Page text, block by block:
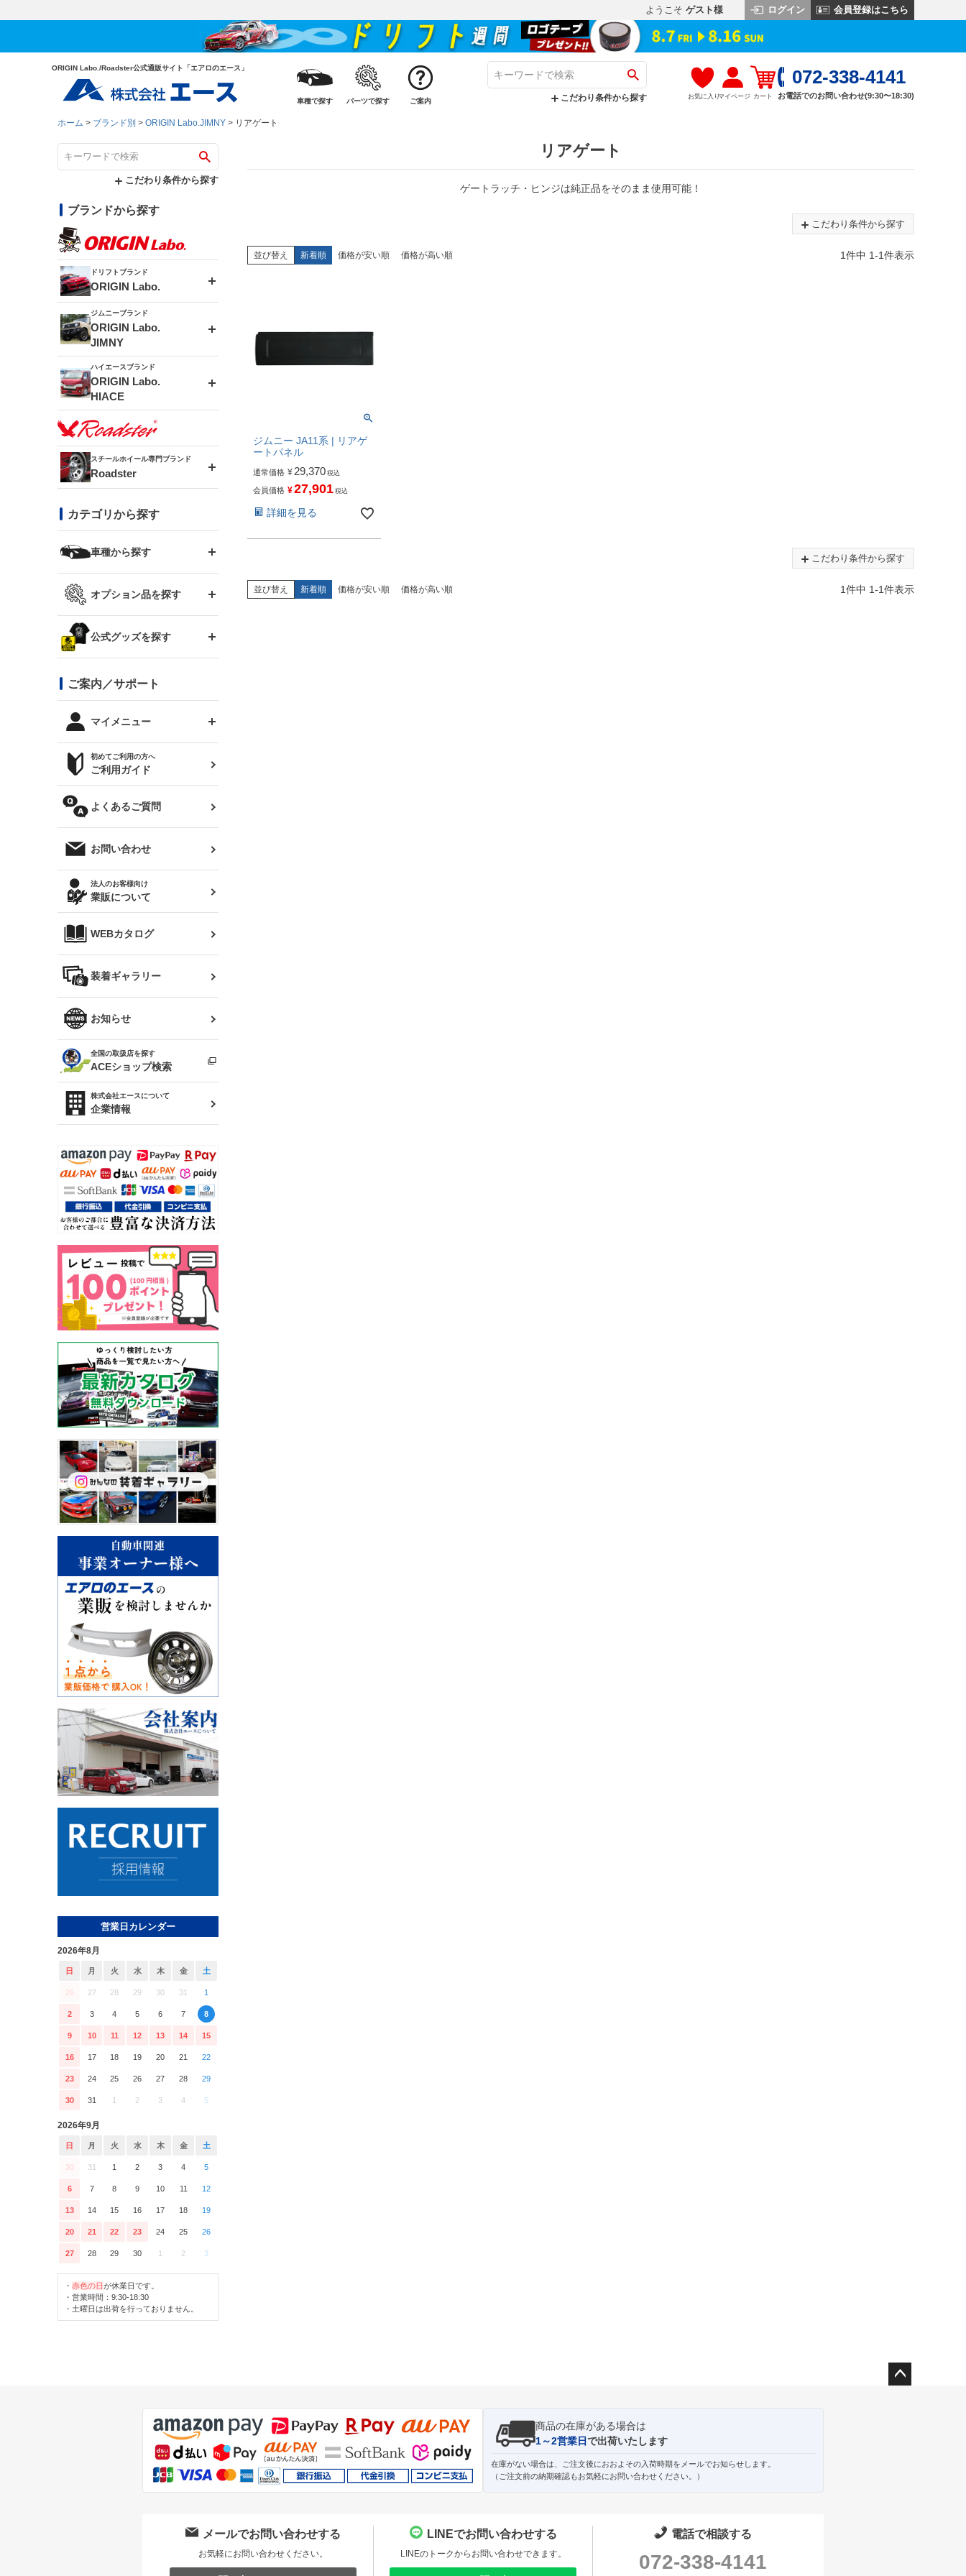
ようこそ ゲスト様 ログイン 会員登録はこちら
ORIGIN Labo./Roadster公式通販サイト「エアロのエース」
車種で探す パーツで探す ご案内 こだわり条件から探す お気に入りマイページ カート
072-338-4141
お電話でのお問い合わせ(9:30〜18:30)
ホーム ブランド別 ORIGIN Labo.JIMNY リアゲート
こだわり条件から探す
ブランドから探す
ドリフトブランド
ORIGIN Labo.
エアロシリーズ
ドリフトライン
風神(180SX)
雷神(S15)
龍神(チェイサー)
レーシングライン
アタックライン
ストリームライン
スタイリッシュライン
フロントフェンダー
リアフェンダー
ブラッシュフェンダー
コンバットアイ
GTウイング
リアウイング
ルーフウイング
ボンネット
カナード
外装・補修パーツ
オリジンアーム(足回り)
レンズ
マフラー
ジムニーブランド
ORIGIN Labo.
JIMNY
アルミホイール
MUD-ZEUS
アルミホイール
MUD-SR7
MUD-S7
ボンネット
フェンダー
サイドパーツ
リアウイング
リアゲート
メンテナンスパーツ
ハイエースブランド
ORIGIN Labo.
HIACE
エアロシリーズ
LUX MODEL SP
LUX MODEL
RUGGER MODEL
GROUND MODEL
PHANTOM LIP
DTM:exclusive
オーバーフェンダー
リアウイング
スムージングバンパー
ワイパーガード
内装パーツ
スチールホイール専門ブランド
Roadster
DAYTONA-RS
DAYTONA-RS NEO
まつど家 鉄漢
まつど家 鉄心
まつど家 鉄八
カテゴリから探す
車種から探す
トヨタ
JZX110 マークⅡ
ハイエース
レビン
トレノ
マークX
クラウン
クラウンマジェスタ
アリスト
ソアラ
アルテッツァ
プロボックス
RAV4
シルビア S13
シルビア S14 前期
シルビア S15
180SX
ワンビア
Z32 フェアレディZ
R34 スカイライン
スカイライン
（ER34/R33/ECR33/R32）
キャラバン
ローレル
セフィーロ
スズキ
RX-7
スバル
BRZ
レクサス
三菱
デリカ D:5
軽自動車
汎用
オプション品を探す
GTウイング用ラダー
コンバットアイ用ライト
オプションタイヤ
サマータイヤ
ジムニー用タイヤ
ハイエース・バン用タイ
ホイールナット
公式グッズを探す
ステッカー
トップス(半袖)
トップス(長袖)
パーカー
オーバーオール(つなぎ)
タオル
帽子
バッグ
ファッション小物
雑貨・ステーショナリー
ベビー用品
ご案内／サポート
マイメニュー
ログインする
お気に入りリスト
クーポンを見る
閲覧履歴
ニュースレターお申し込み
初めてご利用の方へ
ご利用ガイド
よくあるご質問
お問い合わせ
法人のお客様向け
業販について
WEBカタログ
装着ギャラリー
お知らせ
全国の取扱店を探す
ACEショップ検索
株式会社エースについて
企業情報
営業日カレンダー
2026年8月
日 月 火 水 木 金 土
26 27 28 29 30 31 1
2 3 4 5 6 7 8
9 10 11 12 13 14 15
16 17 18 19 20 21 22
23 24 25 26 27 28 29
30 31 1 2 3 4 5
2026年9月
日 月 火 水 木 金 土
30 31 1 2 3 4 5
6 7 8 9 10 11 12
13 14 15 16 17 18 19
20 21 22 23 24 25 26
27 28 29 30 1 2 3
・ 赤色の日が休業日です。
・営業時間：9:30-18:30
・土曜日は出荷を行っておりません。
リアゲート
ゲートラッチ・ヒンジは純正品をそのまま使用可能！
こだわり条件から探す
並び替え 新着順 価格が安い順 価格が高い順 1件中 1-1件表示
ジムニー JA11系 | リアゲ
ートパネル
通常価格 ¥ 29,370 税込
会員価格 ¥27,901 税込
詳細を見る
こだわり条件から探す
並び替え 新着順 価格が安い順 価格が高い順 1件中 1-1件表示
商品の在庫がある場合は
1～2営業日で出荷いたします
在庫がない場合は、ご注文後におおよその入荷時期をメールでお知らせします。
（ご注文前の納期確認もお気軽にお問い合わせください。）
メールでお問い合わせする
お気軽にお問い合わせください。
LINEでお問い合わせする
LINEのトークからお問い合わせできます。
電話で相談する
072-338-4141